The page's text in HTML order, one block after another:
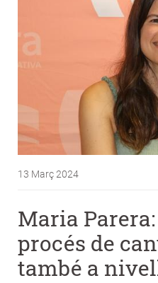
13 Març 2024
Maria
procés de
també a